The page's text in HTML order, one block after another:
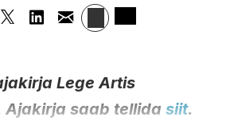
Lege Artis
Ajakirja saab tellida siit.